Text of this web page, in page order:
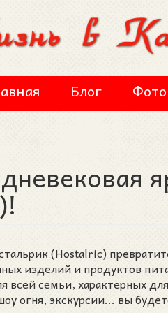
Блог
(Hostalric)
изделий и продуктов
всей семьи, характерных
огня, экскурсии... вы